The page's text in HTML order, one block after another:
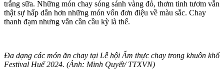
trắng sữa. Những món chay sóng sánh vàng đỏ, thơm tinh tươm vẫn
thật sự hấp dẫn hơn những món vốn đơn điệu về màu sắc. Chay
thanh đạm nhưng vẫn cần cầu kỳ là thế.
Đa dạng các món ăn chay tại Lễ hội Ẩm thực chay trong khuôn khổ
Festival Huế 2024. (Ảnh: Minh Quyết/ TTXVN)